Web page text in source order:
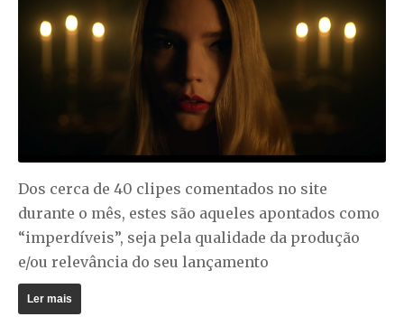
Dos cerca de 40 clipes comentados no site
durante o mês, estes são aqueles apontados como
“imperdíveis”, seja pela qualidade da produção
e/ou relevância do seu lançamento
Ler mais